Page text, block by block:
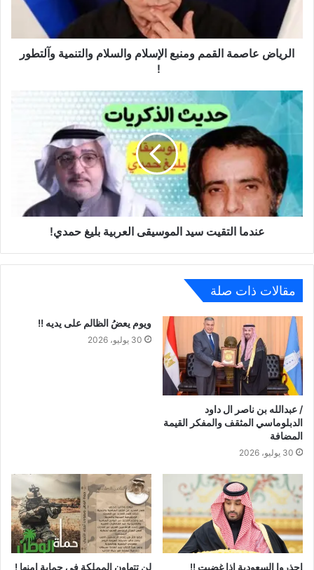
الرياض عاصمة القمم ومنبع الإسلام والسلام والتنمية وآلتطور
!
عندما التقيت سيد الموسيقى العربية بليغ حمدي!
مقالات ذات صلة
/ عبدالله بن ناصر ال داود
الدبلوماسي المثقف والمفكر القيمة
المضافة
30 يوليو، 2026
ويوم يعضُ الظالم على يديه !!
30 يوليو، 2026
احذروا السعودية إذا غضبت !! لن تتهاون المملكة في حماية امنها !